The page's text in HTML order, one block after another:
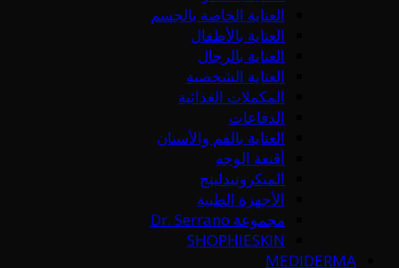
العناية الخاصة بالجسم
العناية بالأطفال
العناية بالرجال
العناية الشخصية
المكملات الغذائية
الدفاعات
العناية بالفم والأسنان
أقنعة الوجه
الميكرونيدلينج
الأجهزة الطبية
مجموعة Dr. Serrano
SHOPHIESKIN
MEDIDERMA